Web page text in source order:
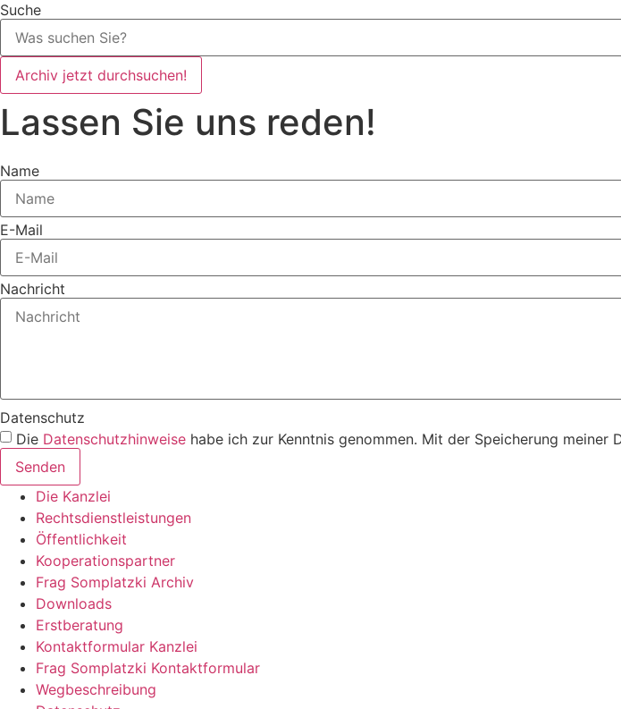
Suche
Archiv jetzt durchsuchen!
Lassen Sie uns reden!
Name
E-Mail
Nachricht
Datenschutz
Die Datenschutzhinweise habe ich zur Kenntnis genommen. Mit der Speicherung
Senden
Die Kanzlei
Rechtsdienstleistungen
Öffentlichkeit
Kooperationspartner
Frag Somplatzki Archiv
Downloads
Erstberatung
Kontaktformular Kanzlei
Frag Somplatzki Kontaktformular
Wegbeschreibung